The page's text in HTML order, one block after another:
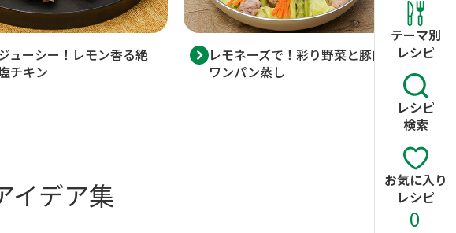
テーマ別
レシピ
レシピ
検索
お気に入り
レシピ
0
ューシー！レモン香る絶
チキン
レモネーズで！彩り野菜と豚肉の
ワンパン蒸し
イデア集